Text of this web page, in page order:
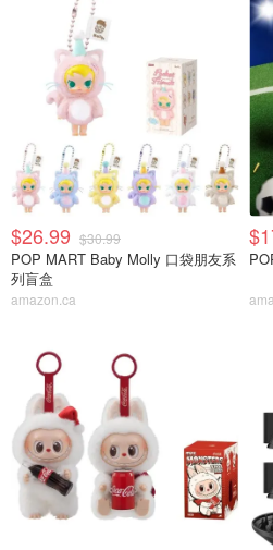
$26.99 $30.99
POP MART Baby Molly 口袋朋友系
列盲盒
amazon.ca